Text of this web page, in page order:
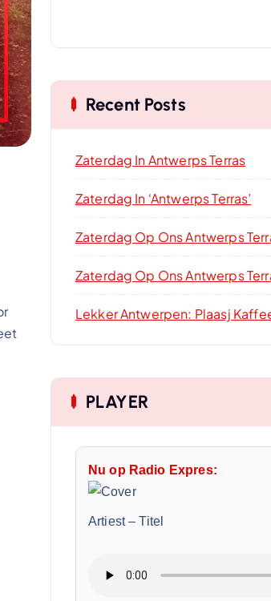
Recent Posts
Zaterdag In Antwerps Terras
Zaterdag In ‘Antwerps Terras’
Zaterdag Op Ons Antwerps
Zaterdag Op Ons Antwerps
Lekker Antwerpen: Plaasj
PLAYER
Nu op Radio Expres:
Artiest–Titel